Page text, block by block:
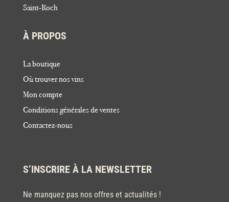
Saint-Roch
À PROPOS
La boutique
Où trouver nos vins
Mon compte
Conditions générales de ventes
Contactez-nous
S’INSCRIRE À LA NEWSLETTER
Ne manquez pas nos offres et actualités !